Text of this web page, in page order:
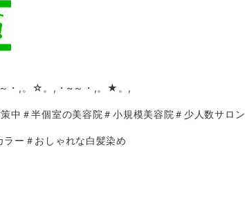
・,。☆。,・~～・,。★。,
中＃半個室の美容院＃小規模美容院＃少人数サロン
ラー＃おしゃれな白髪染め